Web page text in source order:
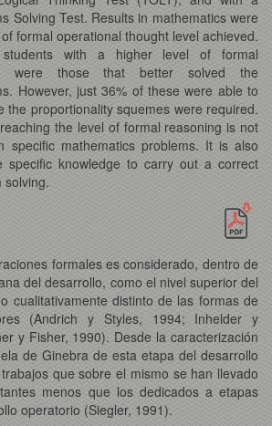
Solving Test. Results in mathematics were
formal operational thought level achieved.
with a higher level of formal
were those that better solved the
However, just 36% of these were able to
the proportionality squemes were required.
the level of formal reasoning is not
specific mathematics problems. It is also
specific knowledge to carry out a correct
solving.
formales es considerado, dentro de
del desarrollo, como el nivel superior del
cualitativamente distinto de las formas de
(Andrich y Styles, 1994; Inhelder y
y Fisher, 1990). Desde la caracterización
de Ginebra de esta etapa del desarrollo
que sobre el mismo se han llevado
menos que los dedicados a etapas
operatorio (Siegler, 1991).